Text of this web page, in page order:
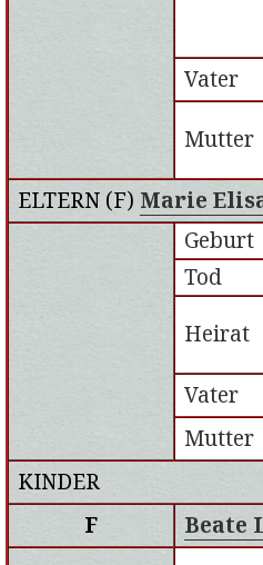
Vater
Mutter
ELTERN (F) Marie
Geburt
Tod
Heirat
Vater
Mutter
KINDER
F
Beate